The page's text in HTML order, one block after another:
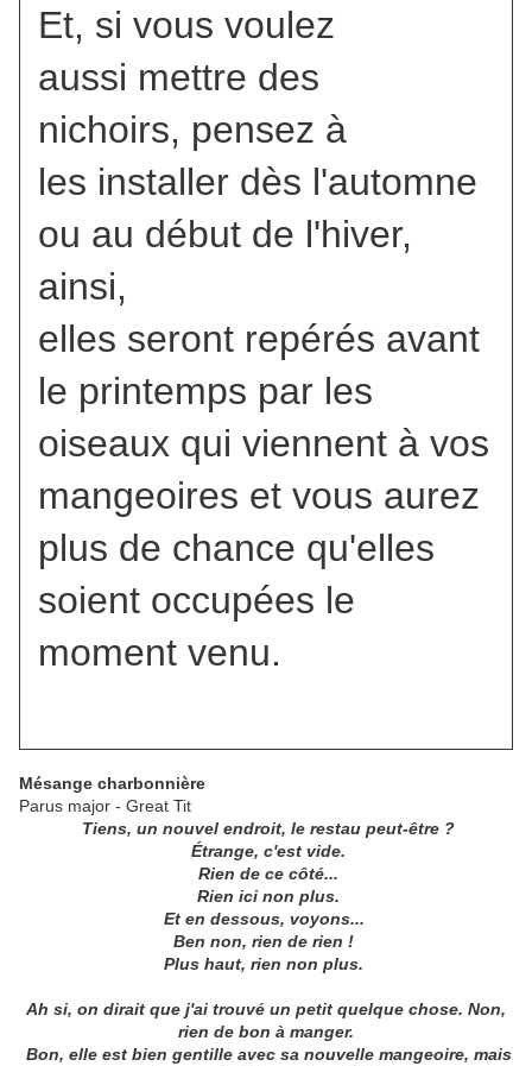
Et, si vous voulez
aussi mettre des
nichoirs, pensez à
les installer dès l'automne
ou au début de l'hiver,
ainsi,
elles seront repérés avant
le printemps par les
oiseaux qui viennent à vos
mangeoires et vous aurez
plus de chance qu'elles
soient occupées le
moment venu.
Mésange charbonnière
Parus major - Great Tit
Tiens, un nouvel endroit, le restau peut-être ?
Étrange, c'est vide.
Rien de ce côté...
Rien ici non plus.
Et en dessous, voyons...
Ben non, rien de rien !
Plus haut, rien non plus.
Ah si, on dirait que j'ai trouvé un petit quelque chose. Non,
rien de bon à manger.
Bon, elle est bien gentille avec sa nouvelle mangeoire, mais